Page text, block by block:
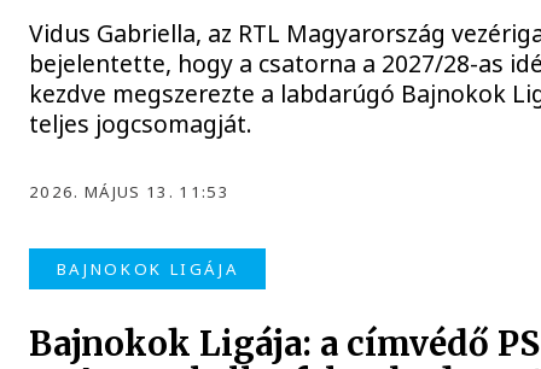
Vidus Gabriella, az RTL Magyarország
bejelentette, hogy a csatorna a 2027/28-as
kezdve megszerezte a labdarúgó Bajnokok
teljes jogcsomagját.
2026. MÁJUS 13. 11:53
BAJNOKOK LIGÁJA
Bajnokok Ligája: a címvédő